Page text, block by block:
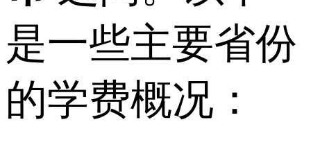
是一些主要省份
的学费概况：